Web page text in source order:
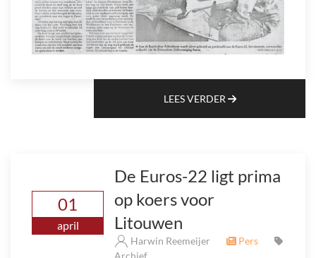
LEES VERDER
01
april
De Euros-22 ligt prima
op koers voor
Litouwen
Harwin Reemeijer
Pers
Archief